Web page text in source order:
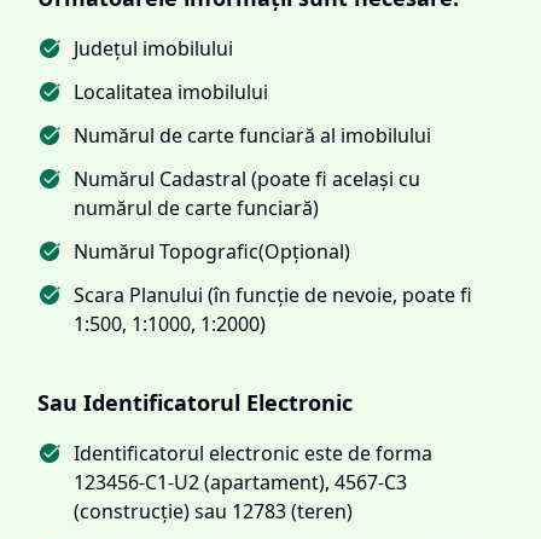
Județul imobilului
Localitatea imobilului
Numărul de carte funciară al imobilului
Numărul Cadastral (poate fi același cu
numărul de carte funciară)
Numărul Topografic(Opțional)
Scara Planului (în funcție de nevoie, poate fi
1:500, 1:1000, 1:2000)
Sau Identificatorul Electronic
Identificatorul electronic este de forma
123456-C1-U2 (apartament), 4567-C3
(construcție) sau 12783 (teren)